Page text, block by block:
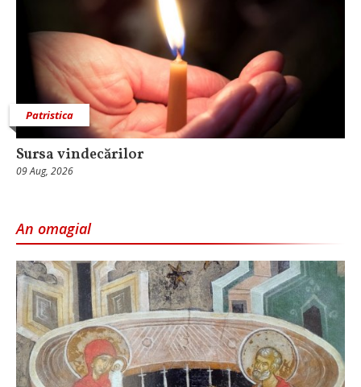
Patristica
Sursa vindecărilor
09 Aug, 2026
An omagial